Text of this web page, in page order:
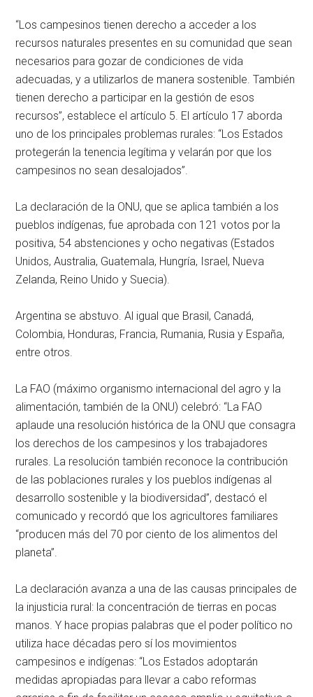
“Los campesinos tienen derecho a acceder a los
recursos naturales presentes en su comunidad que sean
necesarios para gozar de condiciones de vida
adecuadas, y a utilizarlos de manera sostenible. También
tienen derecho a participar en la gestión de esos
recursos”, establece el artículo 5. El artículo 17 aborda
uno de los principales problemas rurales: “Los Estados
protegerán la tenencia legítima y velarán por que los
campesinos no sean desalojados”.
La declaración de la ONU, que se aplica también a los
pueblos indígenas, fue aprobada con 121 votos por la
positiva, 54 abstenciones y ocho negativas (Estados
Unidos, Australia, Guatemala, Hungría, Israel, Nueva
Zelanda, Reino Unido y Suecia).
Argentina se abstuvo. Al igual que Brasil, Canadá,
Colombia, Honduras, Francia, Rumania, Rusia y España,
entre otros.
La FAO (máximo organismo internacional del agro y la
alimentación, también de la ONU) celebró: “La FAO
aplaude una resolución histórica de la ONU que consagra
los derechos de los campesinos y los trabajadores
rurales. La resolución también reconoce la contribución
de las poblaciones rurales y los pueblos indígenas al
desarrollo sostenible y la biodiversidad”, destacó el
comunicado y recordó que los agricultores familiares
“producen más del 70 por ciento de los alimentos del
planeta”.
La declaración avanza a una de las causas principales de
la injusticia rural: la concentración de tierras en pocas
manos. Y hace propias palabras que el poder político no
utiliza hace décadas pero sí los movimientos
campesinos e indígenas: “Los Estados adoptarán
medidas apropiadas para llevar a cabo reformas